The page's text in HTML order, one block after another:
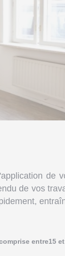
de
de vos
entre15